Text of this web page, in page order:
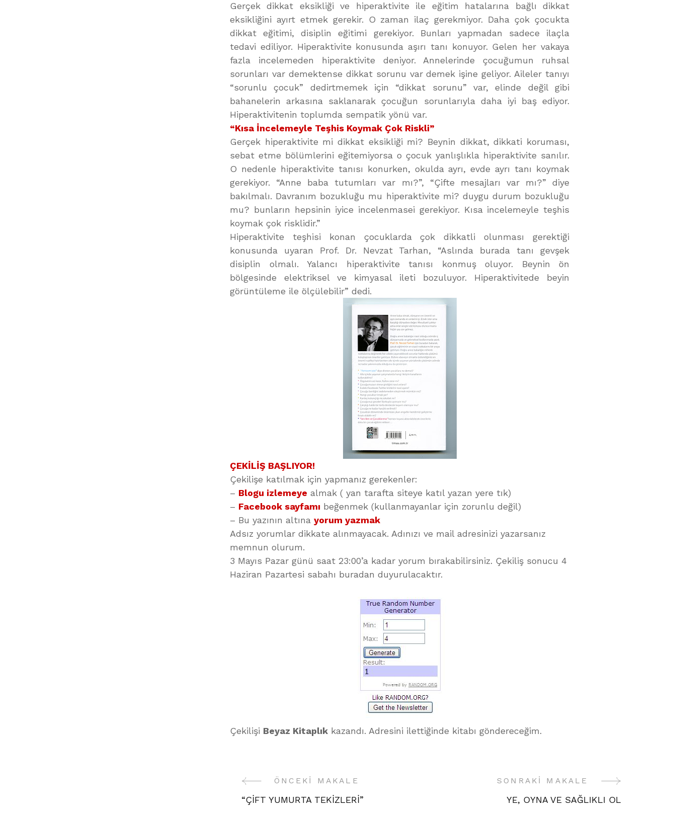
Gerçek dikkat eksikliği ve hiperaktivite ile eğitim hatalarına bağlı dikkat
eksikliğini ayırt etmek gerekir. O zaman ilaç gerekmiyor. Daha çok çocukta
dikkat eğitimi, disiplin eğitimi gerekiyor. Bunları yapmadan sadece ilaçla
tedavi ediliyor. Hiperaktivite konusunda aşırı tanı konuyor. Gelen her vakaya
fazla incelemeden hiperaktivite deniyor. Annelerinde çocuğumun ruhsal
sorunları var demektense dikkat sorunu var demek işine geliyor. Aileler tanıyı
“sorunlu çocuk” dedirtmemek için “dikkat sorunu” var, elinde değil gibi
bahanelerin arkasına saklanarak çocuğun sorunlarıyla daha iyi baş ediyor.
Hiperaktivitenin toplumda sempatik yönü var.
“Kısa İncelemeyle Teşhis Koymak Çok Riskli”
Gerçek hiperaktivite mi dikkat eksikliği mi? Beynin dikkat, dikkati koruması,
sebat etme bölümlerini eğitemiyorsa o çocuk yanlışlıkla hiperaktivite sanılır.
O nedenle hiperaktivite tanısı konurken, okulda ayrı, evde ayrı tanı koymak
gerekiyor. “Anne baba tutumları var mı?”, “Çifte mesajları var mı?” diye
bakılmalı. Davranım bozukluğu mu hiperaktivite mi? duygu durum bozukluğu
mu? bunların hepsinin iyice incelenmasei gerekiyor. Kısa incelemeyle teşhis
koymak çok risklidir.”
Hiperaktivite teşhisi konan çocuklarda çok dikkatli olunması gerektiği
konusunda uyaran Prof. Dr. Nevzat Tarhan, “Aslında burada tanı gevşek
disiplin olmalı. Yalancı hiperaktivite tanısı konmuş oluyor. Beynin ön
bölgesinde elektriksel ve kimyasal ileti bozuluyor. Hiperaktivitede beyin
görüntüleme ile ölçülebilir” dedi.
ÇEKİLİŞ BAŞLIYOR!
Çekilişe katılmak için yapmanız gerekenler:
– Blogu izlemeye almak ( yan tarafta siteye katıl yazan yere tık)
– Facebook sayfamı beğenmek (kullanmayanlar için zorunlu değil)
– Bu yazının altına yorum yazmak
Adsız yorumlar dikkate alınmayacak. Adınızı ve mail adresinizi yazarsanız
memnun olurum.
3 Mayıs Pazar günü saat 23:00’a kadar yorum bırakabilirsiniz. Çekiliş sonucu 4
Haziran Pazartesi sabahı buradan duyurulacaktır.
Çekilişi Beyaz Kitaplık kazandı. Adresini ilettiğinde kitabı göndereceğim.
YazıÖNCEKI MAKALE
“ÇİFT YUMURTA TEKİZLERİ”
SONRAKI MAKALE
YE, OYNA VE SAĞLIKLI OL